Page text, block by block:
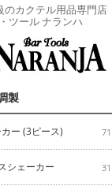
のカクテル用品専門店
ツール ナランハ
製
ー (3ピース) 71
シェーカー 31